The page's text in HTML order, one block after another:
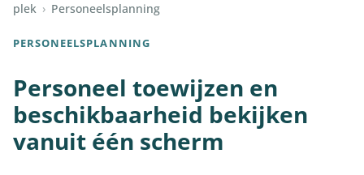
plek › Personeelsplanning
PERSONEELSPLANNING
Personeel toewijzen en
beschikbaarheid bekijken
vanuit één scherm